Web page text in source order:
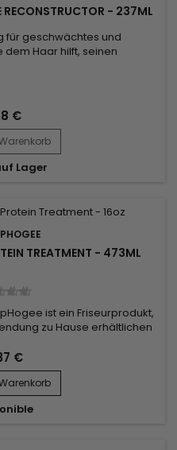
RECONSTRUCTOR - 237ML
für geschwächtes und
Haar hilft, seinen
Es hilft auch, Schäden
Chlor und...
€
Lager
TREATMENT - 473ML
ist ein Friseurprodukt,
zu Hause erhältlichen
und modifizierten Proteinen
von Hitze mit dem Haar
€